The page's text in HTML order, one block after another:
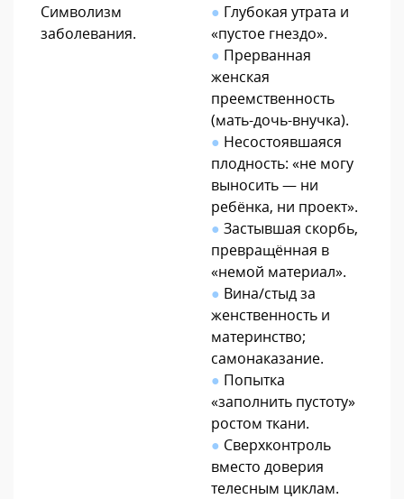
Символизм
заболевания.
● Глубокая утрата и
«пустое гнездо».
● Прерванная
женская
преемственность
(мать-дочь-внучка).
● Несостоявшаяся
плодность: «не могу
выносить — ни
ребёнка, ни проект».
● Застывшая скорбь,
превращённая в
«немой материал».
● Вина/стыд за
женственность и
материнство;
самонаказание.
● Попытка
«заполнить пустоту»
ростом ткани.
● Сверхконтроль
вместо доверия
телесным циклам.